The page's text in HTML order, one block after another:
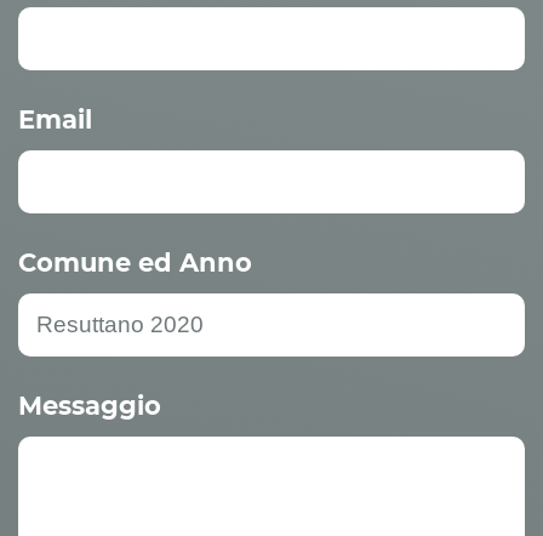
Email
Comune ed Anno
Messaggio